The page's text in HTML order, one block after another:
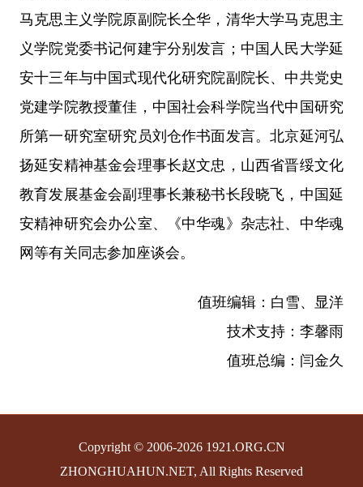
马克思主义学院原副院长仝华，清华大学马克思主
义学院党委书记何建宇分别发言；中国人民大学延
安十三年与中国式现代化研究院副院长、中共党史
党建学院教授董佳，中国社会科学院当代中国研究
所第一研究室研究员刘仓作书面发言。北京延河弘
扬延安精神基金会理事长赵文忠，山西省晋绥文化
教育发展基金会副理事长兼秘书长段晓飞，中国延
安精神研究会办公室、《中华魂》杂志社、中华魂
网等有关同志参加座谈会。
值班编辑：白雪、显洋
技术支持：李馨雨
值班总编：闫金久
Copyright © 2006-2026 1921.ORG.CN
ZHONGHUAHUN.NET, All Rights Reserved